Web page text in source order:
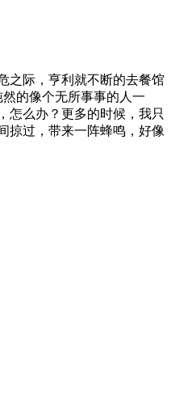
之际，亨利就不断的去餐馆
的像个无所事事的人一
怎么办？更多的时候，我只
掠过，带来一阵蜂鸣，好像